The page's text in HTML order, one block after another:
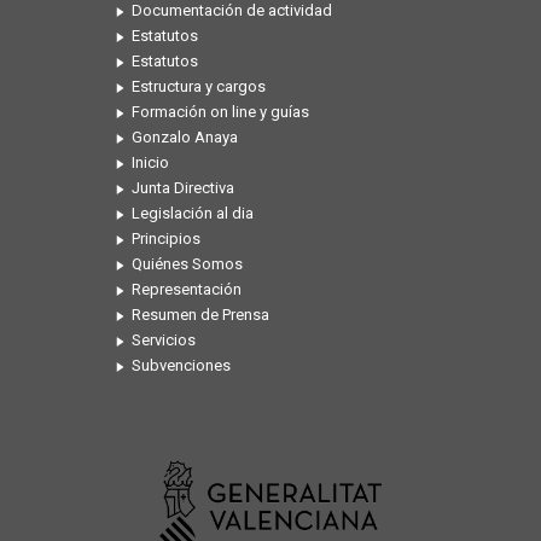
Documentación de actividad
Estatutos
Estatutos
Estructura y cargos
Formación on line y guías
Gonzalo Anaya
Inicio
Junta Directiva
Legislación al dia
Principios
Quiénes Somos
Representación
Resumen de Prensa
Servicios
Subvenciones